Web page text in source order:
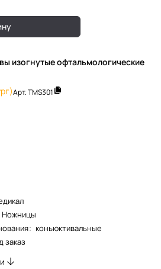
изогнутые офтальмологические
Арт.TMS301
Ножницы
: коньюктивальные
заказ